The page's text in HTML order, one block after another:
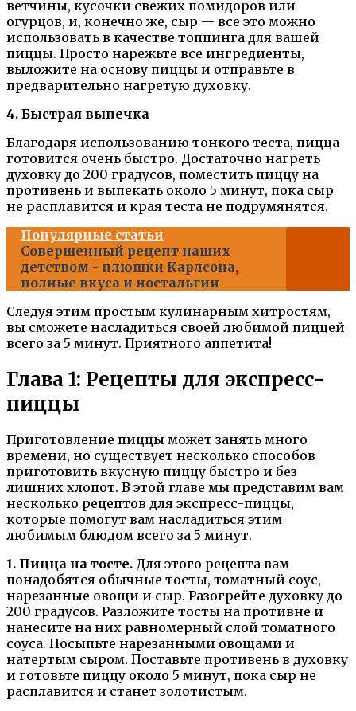
ветчины, кусочки свежих помидоров или
огурцов, и, конечно же, сыр — все это можно
использовать в качестве топпинга для вашей
пиццы. Просто нарежьте все ингредиенты,
выложите на основу пиццы и отправьте в
предварительно нагретую духовку.
4. Быстрая выпечка
Благодаря использованию тонкого теста, пицца
готовится очень быстро. Достаточно нагреть
духовку до 200 градусов, поместить пиццу на
противень и выпекать около 5 минут, пока сыр
не расплавится и края теста не подрумянятся.
Популярные статьи
Совершенный рецепт наших
детством - плюшки Карлсона,
полные вкуса и ностальгии
Следуя этим простым кулинарным хитростям,
вы сможете насладиться своей любимой пиццей
всего за 5 минут. Приятного аппетита!
Глава 1: Рецепты для экспресс-
пиццы
Приготовление пиццы может занять много
времени, но существует несколько способов
приготовить вкусную пиццу быстро и без
лишних хлопот. В этой главе мы представим вам
несколько рецептов для экспресс-пиццы,
которые помогут вам насладиться этим
любимым блюдом всего за 5 минут.
1. Пицца на тосте. Для этого рецепта вам
понадобятся обычные тосты, томатный соус,
нарезанные овощи и сыр. Разогрейте духовку до
200 градусов. Разложите тосты на противне и
нанесите на них равномерный слой томатного
соуса. Посыпьте нарезанными овощами и
натертым сыром. Поставьте противень в духовку
и готовьте пиццу около 5 минут, пока сыр не
расплавится и станет золотистым.